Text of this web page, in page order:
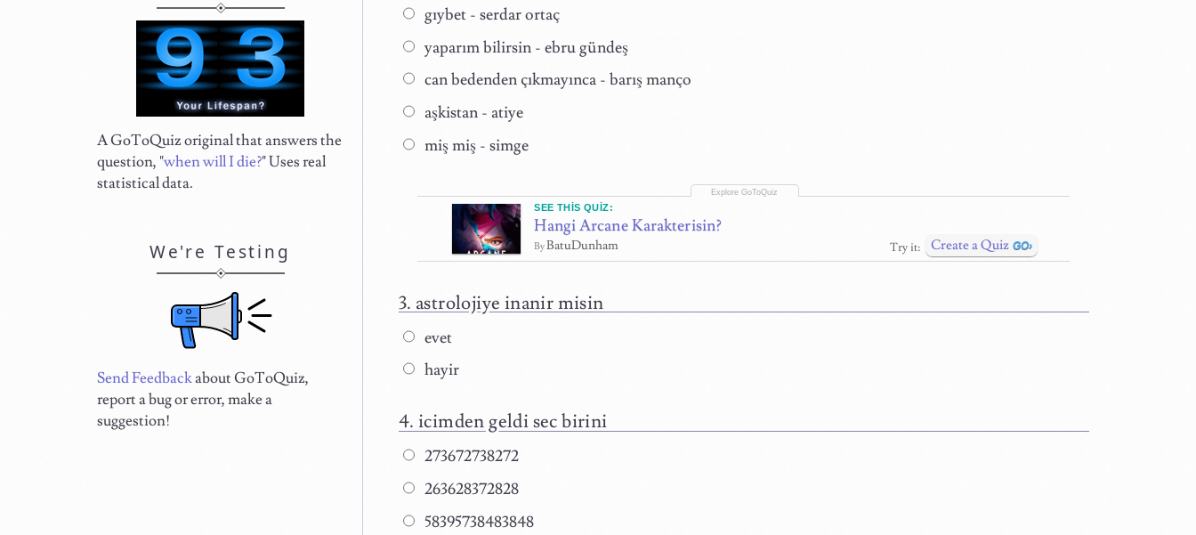
gıybet - serdar ortaç
yaparım bilirsin - ebru gündeş
can bedenden çıkmayınca - barış manço
aşkistan - atiye
miş miş - simge
SEE THIS QUIZ:
Hangi Arcane Karakterisin?
ByBatuDunham Try it: Create a Quiz
astrolojiye inanir misin
evet
hayir
icimden geldi sec birini
273672738272
263628372828
58395738483848
A GoToQuiz original that answers the
question, "when will I die?" Uses real
statistical data.
We're Testing
Send Feedbackabout GoToQuiz,
report a bug or error, make a
suggestion!